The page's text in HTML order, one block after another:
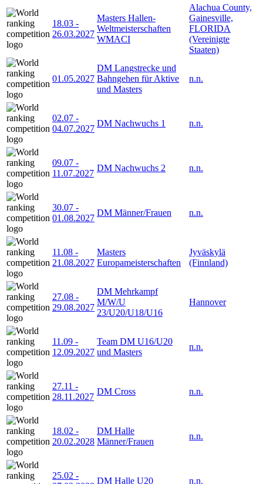
18.03 -
26.03.2027
Masters Hallen-
Weltmeisterschaften
WMACI
Alachua County,
Gainesville,
FLORIDA
(Vereinigte
Staaten)
01.05.2027
DM Langstrecke und
Bahngehen für Aktive
und Masters
n.n.
02.07 -
04.07.2027
DM Nachwuchs 1 n.n.
09.07 -
11.07.2027
DM Nachwuchs 2 n.n.
30.07 -
01.08.2027
DM Männer/Frauen n.n.
11.08 -
21.08.2027
Masters
Europameisterschaften
Jyväskylä
(Finnland)
27.08 -
29.08.2027
DM Mehrkampf
M/W/U
23/U20/U18/U16
Hannover
11.09 -
12.09.2027
Team DM U16/U20
und Masters
n.n.
27.11 -
28.11.2027
DM Cross n.n.
18.02 -
20.02.2028
DM Halle
Männer/Frauen
n.n.
25.02 -
DM Halle U20 n.n.